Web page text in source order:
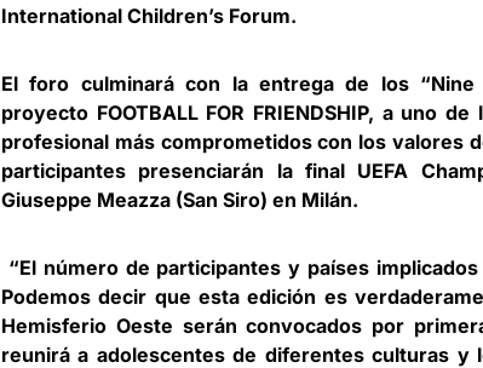
International Children’s Forum.
El foro culminará con la entrega de los “Nine
proyecto FOOTBALL FOR FRIENDSHIP, a uno
profesional más comprometidos con los valores
participantes presenciarán la final UEFA
Giuseppe Meazza (San Siro) en Milán.
“El número de participantes y países
Podemos decir que esta edición es
Hemisferio Oeste serán convocados por primera
reunirá a adolescentes de diferentes culturas y